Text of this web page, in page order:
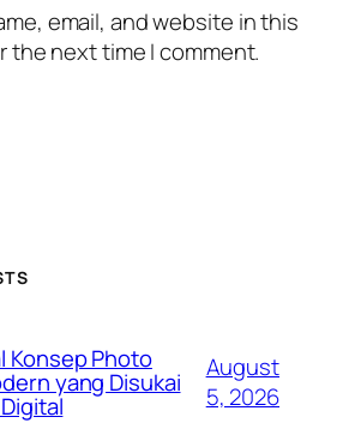
email, and website in this
the next time I comment.
Konsep Photo
yang Disukai
August
5, 2026